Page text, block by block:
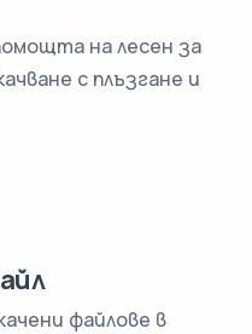
на лесен за
с плъзгане и
файлове в